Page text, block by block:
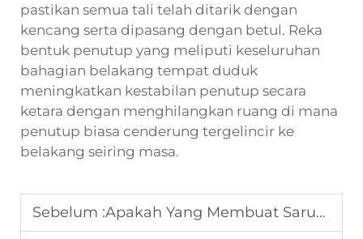
pastikan semua tali telah ditarik dengan
kencang serta dipasang dengan betul. Reka
bentuk penutup yang meliputi keseluruhan
bahagian belakang tempat duduk
meningkatkan kestabilan penutup secara
ketara dengan menghilangkan ruang di mana
penutup biasa cenderung tergelincir ke
belakang seiring masa.
Sebelum :Apakah Yang Membuat Sarung Tempat Duduk Kulit Universal Ideal untuk Pasaran Borong